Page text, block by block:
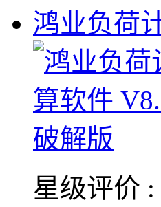
鸿业负荷
星级评价 :